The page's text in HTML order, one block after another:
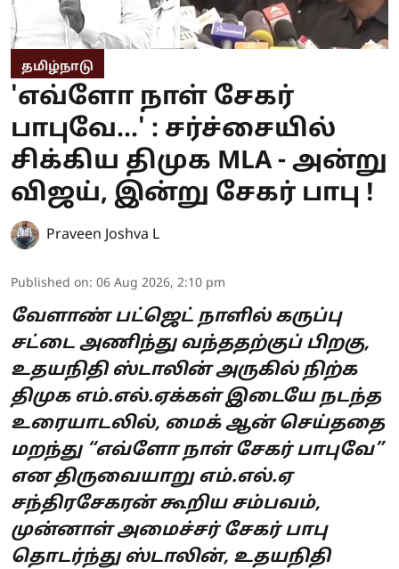
தமிழ்நாடு
'எவ்ளோ நாள் சேகர்
பாபுவே...' : சர்ச்சையில்
சிக்கிய திமுக MLA - அன்று
விஜய், இன்று சேகர் பாபு !
Praveen Joshva L
Published on: 06 Aug 2026, 2:10 pm
வேளாண் பட்ஜெட் நாளில் கருப்பு
சட்டை அணிந்து வந்ததற்குப் பிறகு,
உதயநிதி ஸ்டாலின் அருகில் நிற்க
திமுக எம்.எல்.ஏக்கள் இடையே நடந்த
உரையாடலில், மைக் ஆன் செய்ததை
மறந்து “எவ்ளோ நாள் சேகர் பாபுவே”
என திருவையாறு எம்.எல்.ஏ
சந்திரசேகரன் கூறிய சம்பவம்,
முன்னாள் அமைச்சர் சேகர் பாபு
தொடர்ந்து ஸ்டாலின், உதயநிதி